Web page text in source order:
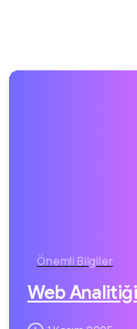
Önemli Bilgiler
Web